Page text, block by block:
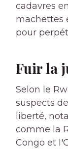
cadavres
machettes
pour
Fuir la
Selon le
suspects
liberté,
comme la
Congo et